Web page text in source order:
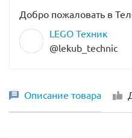
Добро пожаловать в
LEGO Техник
@lekub_technic
Описание товара